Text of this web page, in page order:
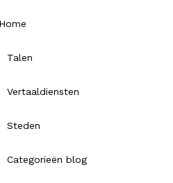
Talen
Vertaaldiensten
Steden
Categorieën blog